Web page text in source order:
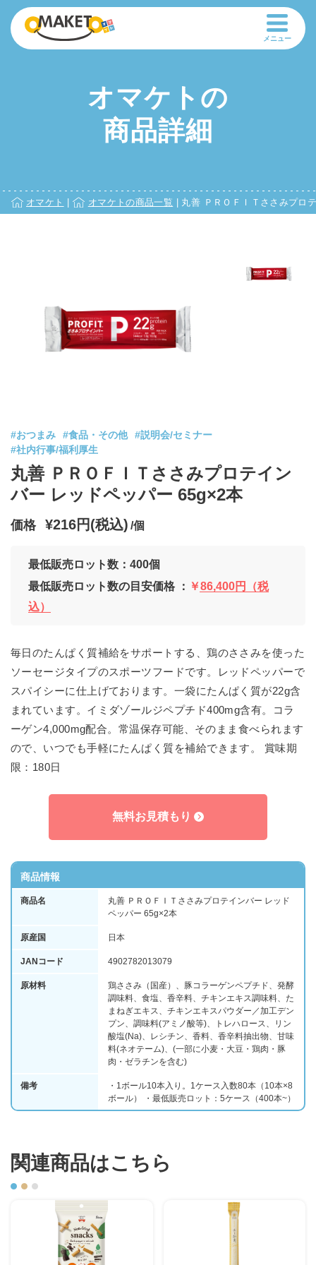
メニュー
オマケトの
商品詳細
オマケト オマケトの商品一覧 丸善 ＰＲＯＦＩＴささみプロ
#おつまみ #食品・その他
#説明会/セミナー
#社内行事/福利厚生
丸善 ＰＲＯＦＩＴささみプロテイン
バー レッドペッパー 65g×2本
価格 ¥216円(税込) /個
最低販売ロット数：400個
最低販売ロット数の目安価格 ： ￥86,400円（税
込）
毎日のたんぱく質補給をサポートする、鶏のささみを使った
ソーセージタイプのスポーツフードです。レッドペッパーで
スパイシーに仕上げております。一袋にたんぱく質が22g含
まれています。イミダゾールジペプチド400mg含有。コラ
ーゲン4,000mg配合。常温保存可能、そのまま食べられます
ので、いつでも手軽にたんぱく質を補給できます。 賞味期
限：180日
無料お見積もり
商品情報
商品名
丸善 ＰＲＯＦＩＴささみプロテインバー レッド
ペッパー 65g×2本
原産国 日本
JANコード 4902782013079
原材料
鶏ささみ（国産）、豚コラーゲンペプチド、発酵
調味料、食塩、香辛料、チキンエキス調味料、た
まねぎエキス、チキンエキスパウダー／加工デン
プン、調味料(アミノ酸等)、トレハロース、リン
酸塩(Na)、レシチン、香料、香辛料抽出物、甘味
料(ネオテーム)、(一部に小麦・大豆・鶏肉・豚
肉・ゼラチンを含む)
備考
・1ボール10本入り。1ケース入数80本（10本×8
ボール） ・最低販売ロット：5ケース（400本~）
関連商品はこちら